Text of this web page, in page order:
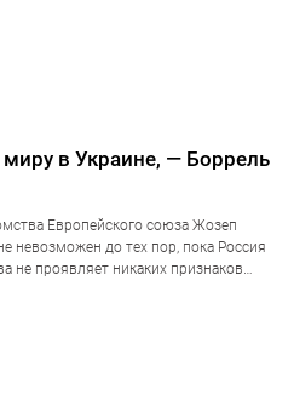
в Украине, — Боррель
Европейского союза Жозеп
невозможен до тех пор, пока Россия
не проявляет никаких признаков